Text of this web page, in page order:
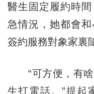
醫生固定履約時
急情況，她都會
簽約服務對象家裏
“可方便，有啥
生打電話。”提起